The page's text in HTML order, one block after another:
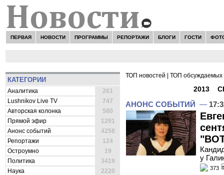
ПЕРВАЯ НОВОСТИ ПРОГРАММЫ РЕПОРТАЖИ БЛОГИ ГОСТИ
КАТЕГОРИИ
Аналитика
261
Lushnikov Live TV
747
Авторская колонка
580
Прямой эфир
1291
Анонс событий
4258
Репортажи
124
Остроумно
19
Политика
3419
Наука
2220
ТОП новостей ТОП обсуждаемых
2013
АНОНС СОБЫТИЙ —
у
373